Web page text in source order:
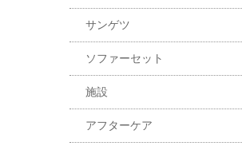
サンゲツ
ソファーセット
施設
アフターケア